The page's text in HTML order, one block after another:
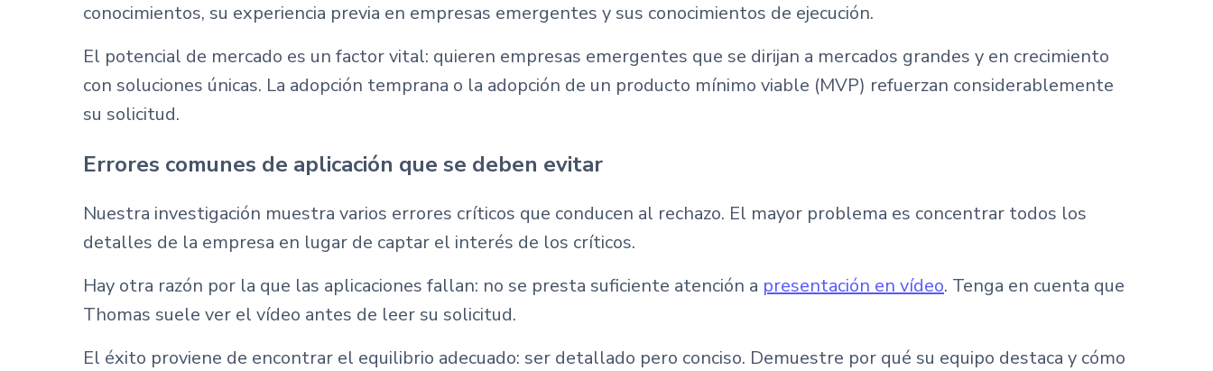
conocimientos, su experiencia previa en empresas emergentes y sus conocimientos de ejecución.
El potencial de mercado es un factor vital: quieren empresas emergentes que se dirijan a mercados grandes y en crecimiento
con soluciones únicas. La adopción temprana o la adopción de un producto mínimo viable (MVP) refuerzan considerablemente
su solicitud.
Errores comunes de aplicación que se deben evitar
Nuestra investigación muestra varios errores críticos que conducen al rechazo. El mayor problema es concentrar todos los
detalles de la empresa en lugar de captar el interés de los críticos.
Hay otra razón por la que las aplicaciones fallan: no se presta suficiente atención a presentación en vídeo. Tenga en cuenta que
Thomas suele ver el vídeo antes de leer su solicitud.
El éxito proviene de encontrar el equilibrio adecuado: ser detallado pero conciso. Demuestre por qué su equipo destaca y cómo